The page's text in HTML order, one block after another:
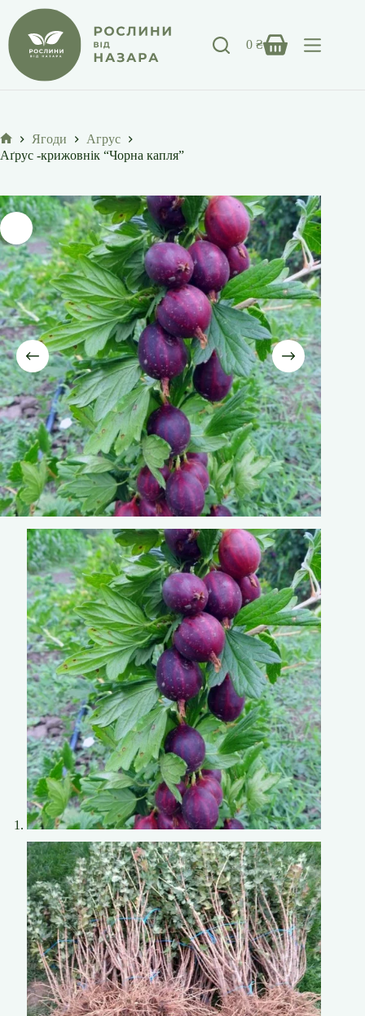
Перейти
вмісту
Кошик
0₴
Головна
Ягоди
Агрус
Аґрус -крижовнік “Чорна капля”